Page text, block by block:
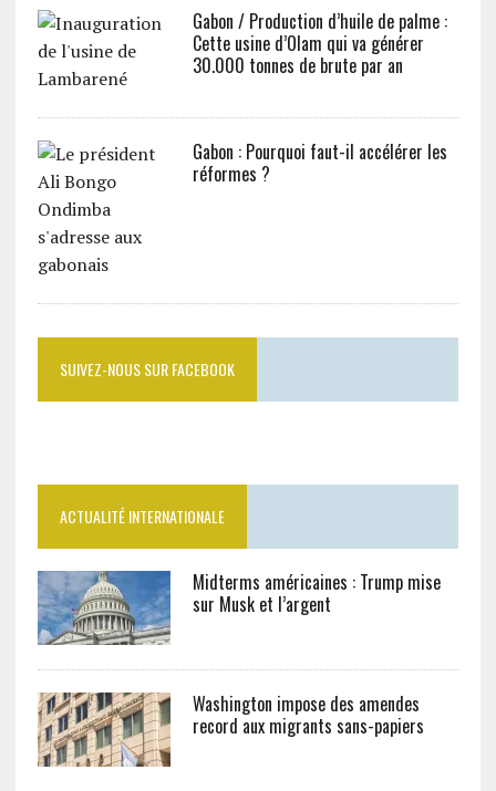
Gabon / Production d’huile de palme :
Cette usine d’Olam qui va générer
30.000 tonnes de brute par an
Gabon : Pourquoi faut-il accélérer les
réformes ?
SUIVEZ-NOUS SUR FACEBOOK
ACTUALITÉ INTERNATIONALE
Midterms américaines : Trump mise
sur Musk et l’argent
Washington impose des amendes
record aux migrants sans-papiers